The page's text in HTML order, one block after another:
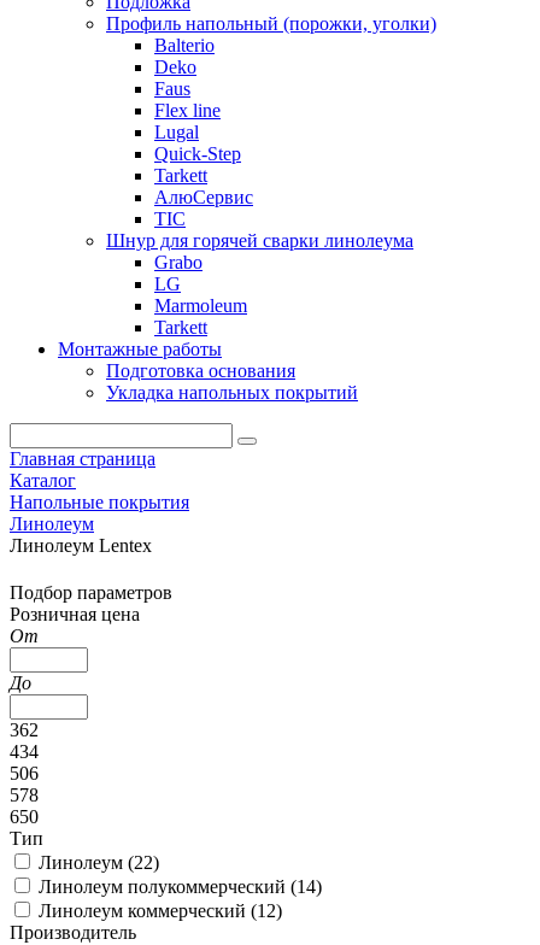
Профиль напольный (порожки, уголки)
Balterio
Deko
Faus
Flex line
Lugal
Quick-Step
Tarkett
АлюСервис
ТІС
Шнур для горячей сварки линолеума
Grabo
LG
Marmoleum
Tarkett
Монтажные работы
Подготовка основания
Укладка напольных покрытий
Главная страница
Каталог
Напольные покрытия
Линолеум
Линолеум Lentex
Подбор параметров
Розничная цена
От
До
362
434
506
578
650
Тип
Линолеум (22)
Линолеум полукоммерческий (14)
Линолеум коммерческий (12)
Производитель